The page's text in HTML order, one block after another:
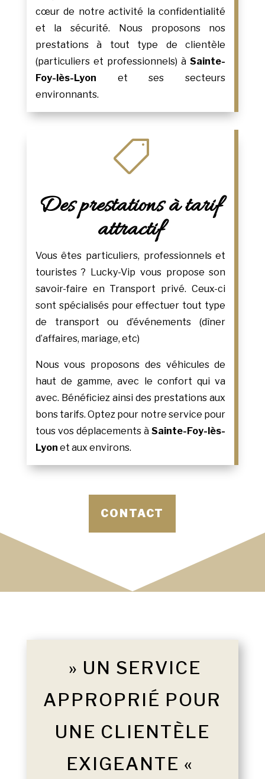
cœur de notre activité la confidentialité
et la sécurité. Nous proposons nos
prestations à tout type de clientèle
(particuliers et professionnels) àSainte-
Foy-lès-Lyon et ses secteurs
environnants.

Des prestations à tarif
attractif
Vous êtes particuliers, professionnels et
touristes ? Lucky-Vip vous propose son
savoir-faire en Transport privé. Ceux-ci
sont spécialisés pour effectuer tout type
de transport ou d’événements (dîner
d’affaires, mariage, etc)
Nous vous proposons des véhicules de
haut de gamme, avec le confort qui va
avec. Bénéficiez ainsi des prestations aux
bons tarifs. Optez pour notre service pour
tous vos déplacements àSainte-Foy-lès-
Lyon et aux environs.
CONTACT
» UN SERVICE
APPROPRIÉ POUR
UNE CLIENTÈLE
EXIGEANTE «